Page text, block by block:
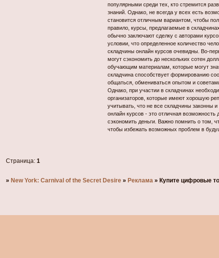
популярными среди тех, кто стремится
знаний. Однако, не всегда у всех есть
становится отличным вариантом, чтобы
правило, курсы, предлагаемые в
обычно заключают сделку с авторами
условии, что определенное количество
складчины онлайн курсов очевидны. Во-
могут сэкономить до нескольких сотен
обучающим материалам, которые могут
складчина способствует формированию
общаться, обмениваться опытом и
Однако, при участии в складчинах
организаторов, которые имеют хорошую
учитывать, что не все складчины законны
онлайн курсов - это отличная возможность
сэкономить деньги. Важно помнить о том,
чтобы избежать возможных проблем в
Страница:1
» New York: Carnival of the Secret Desire » Реклама » Купите цифровые